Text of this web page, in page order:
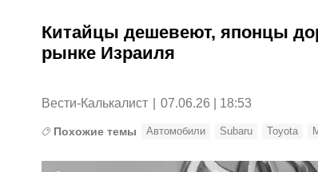
Китайцы дешевеют, японцы
рынке Израиля
Вести-Калькалист 07.06.26 | 18:53
Похожие темы Автомобили Subaru Toyota